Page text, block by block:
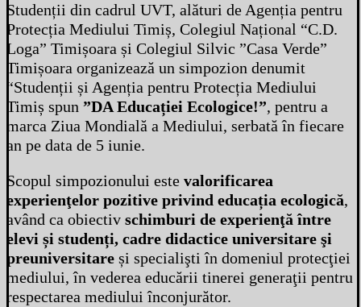
Studenții din cadrul UVT, alături de Agenția pentru
Protecția Mediului Timiș, Colegiul Național “C.D.
Loga” Timișoara și Colegiul Silvic ”Casa Verde”
Timișoara organizează un simpozion denumit
“Studenții și Agenția pentru Protecția Mediului
Timiș spun ”DA Educației Ecologice!”, pentru a
marca Ziua Mondială a Mediului, serbată în fiecare
an pe data de 5 iunie.
Scopul simpozionului este valorificarea
experienţelor pozitive privind educația ecologică,
având ca obiectiv schimburi de experienţă între
elevi și studenți, cadre didactice universitare şi
preuniversitare și specialişti în domeniul protecţiei
mediului, în vederea educării tinerei generaţii pentru
respectarea mediului înconjurător.